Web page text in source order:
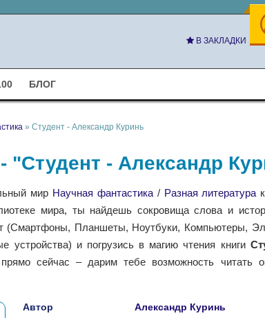
В ЗАКЛАДКИ
БЛОГ
» Студент - Александр Куринь
"Студент - Александр
мир Научная фантастика/ Разная литература
мира, ты найдешь сокровища слова и
(Смартфоны, Планшеты, Ноутбуки, Компьютеры,
устройства) и погрузись в магию чтения книги
прямо сейчас – дарим тебе возможность читать
Автор
Александр Куринь